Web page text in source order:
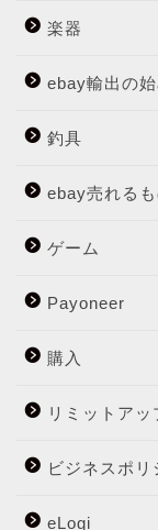
楽器
ebay輸出の
釣具
ebay売れる
ゲーム
Payoneer
購入
リミットアッ
ビジネスポリ
eLogi